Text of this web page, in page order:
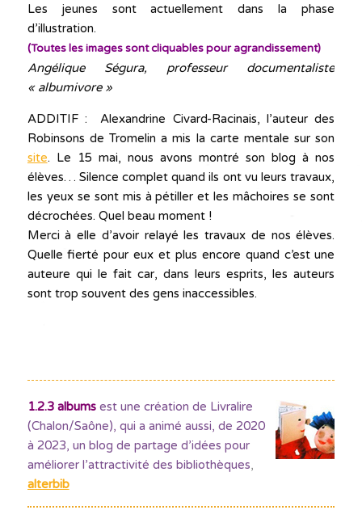
Les jeunes sont actuellement dans la phase
d’illustration.
(Toutes les images sont cliquables pour agrandissement)
Angélique Ségura, professeur documentaliste
« albumivore »
ADDITIF : Alexandrine Civard-Racinais, l’auteur des
Robinsons de Tromelin a mis la carte mentale sur son
site. Le 15 mai, nous avons montré son blog à nos
élèves… Silence complet quand ils ont vu leurs travaux,
les yeux se sont mis à pétiller et les mâchoires se sont
décrochées. Quel beau moment !
Merci à elle d’avoir relayé les travaux de nos élèves.
Quelle fierté pour eux et plus encore quand c’est une
auteure qui le fait car, dans leurs esprits, les auteurs
sont trop souvent des gens inaccessibles.
1.2.3 albumsest une création de Livralire
(Chalon/Saône), qui a animé aussi, de 2020
à 2023, un blog de partage d’idées pour
améliorer l’attractivité des bibliothèques,
alterbib